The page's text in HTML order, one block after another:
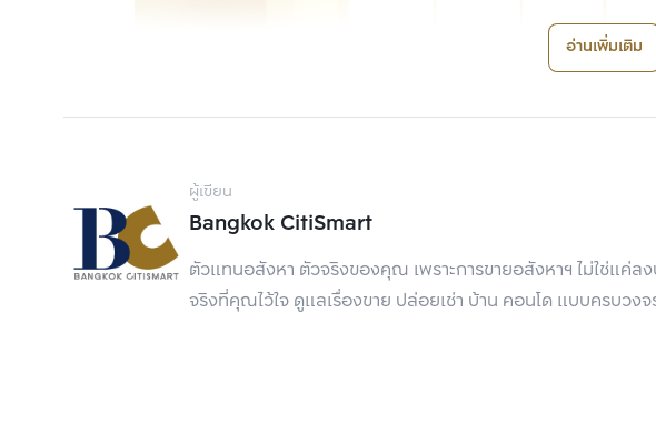
อ่านเพิ่มเติม
ผู้เขียน
Bangkok CitiSmart
ตัวแทนอสังหา ตัวจริงของคุณ เพราะการขายอสังหาฯ ไม่ใช่แค่
จริงที่คุณไว้ใจ ดูแลเรื่องขาย ปล่อยเช่า บ้าน คอนโด แบบครบวงจ